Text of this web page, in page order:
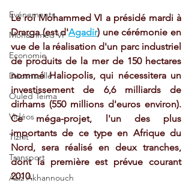
Evénements
Mohammed VI
Economie
Déconseillé
Ouled Teima
Vidéos
Tiznit
Transport
Aziz Akhannouch
Le roi Mohammed VI a présidé mardi à
Drarga (est d'Agadir) une cérémonie en
vue de la réalisation d'un parc industriel
de produits de la mer de 150 hectares
nommé Haliopolis, qui nécessitera un
investissement de 6,6 milliards de
dirhams (550 millions d'euros environ).
Ce méga-projet, l'un des plus
importants de ce type en Afrique du
Nord, sera réalisé en deux tranches,
dont la première est prévue courant
2010.